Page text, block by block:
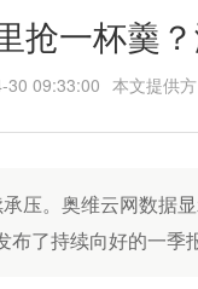
抢一杯羹
30 09:33:00 本文提供
压。奥维云网数据
布了持续向好的一季